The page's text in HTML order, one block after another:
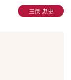
三俣 忠史